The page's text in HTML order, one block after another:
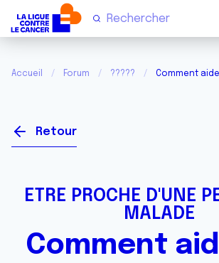
Accueil Forum ????? Comment
Retour
ETRE PROCHE D'UNE
MALADE
Comment